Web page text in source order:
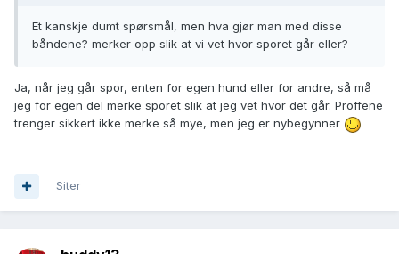
Et kanskje dumt spørsmål, men hva gjør man med disse
båndene? merker opp slik at vi vet hvor sporet går eller?
Ja, når jeg går spor, enten for egen hund eller for andre, så må
jeg for egen del merke sporet slik at jeg vet hvor det går. Proffene
trenger sikkert ikke merke så mye, men jeg er nybegynner
Siter